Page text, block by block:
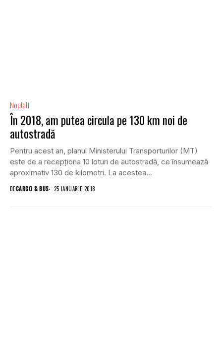
Noutati
În 2018, am putea circula pe 130 km noi de
autostradă
Pentru acest an, planul Ministerului Transporturilor (MT)
este de a recepţiona 10 loturi de autostradă, ce însumează
aproximativ 130 de kilometri. La acestea...
DECARGO & BUS 25 IANUARIE 2018